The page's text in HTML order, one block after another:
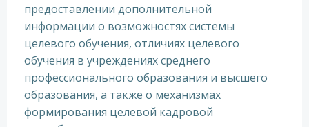
предоставлении дополнительной
информации о возможностях системы
целевого обучения, отличиях целевого
обучения в учреждениях среднего
профессионального образования и высшего
образования, а также о механизмах
формирования целевой кадровой